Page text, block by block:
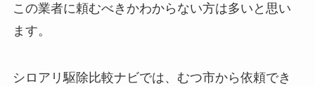
この業者に頼むべきかわからない方は多いと思い
ます。
シロアリ駆除比較ナビでは、むつ市から依頼でき